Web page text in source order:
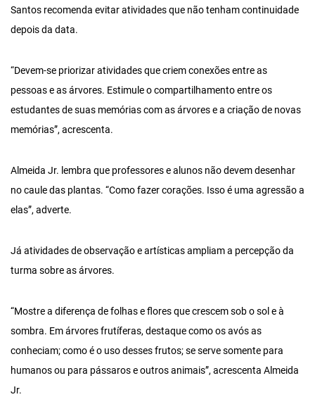
Santos recomenda evitar atividades que não tenham continuidade
depois da data.
“Devem-se priorizar atividades que criem conexões entre as
pessoas e as árvores. Estimule o compartilhamento entre os
estudantes de suas memórias com as árvores e a criação de novas
memórias”, acrescenta.
Almeida Jr. lembra que professores e alunos não devem desenhar
no caule das plantas. “Como fazer corações. Isso é uma agressão a
elas”, adverte.
Já atividades de observação e artísticas ampliam a percepção da
turma sobre as árvores.
“Mostre a diferença de folhas e flores que crescem sob o sol e à
sombra. Em árvores frutíferas, destaque como os avós as
conheciam; como é o uso desses frutos; se serve somente para
humanos ou para pássaros e outros animais”, acrescenta Almeida
Jr.